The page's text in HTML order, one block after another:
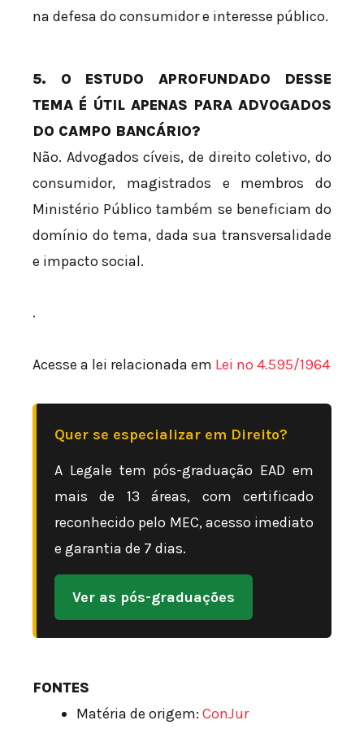
na defesa do consumidor e interesse público.
5. O ESTUDO APROFUNDADO DESSE
TEMA É ÚTIL APENAS PARA ADVOGADOS
DO CAMPO BANCÁRIO?
Não. Advogados cíveis, de direito coletivo, do
consumidor, magistrados e membros do
Ministério Público também se beneficiam do
domínio do tema, dada sua transversalidade
e impacto social.
.
Acesse a lei relacionada em Lei nº 4.595/1964
Quer se especializar em Direito?
A Legale tem pós-graduação EAD em
mais de 13 áreas, com certificado
reconhecido pelo MEC, acesso imediato
e garantia de 7 dias.
Ver as pós-graduações
FONTES
Matéria de origem: ConJur